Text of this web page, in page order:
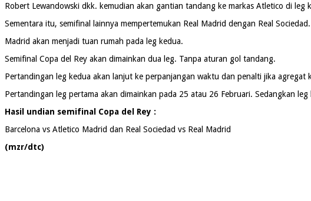
Robert Lewandowski dkk. kemudian akan gantian tandang ke markas Atletico di leg
Sementara itu, semifinal lainnya mempertemukan Real Madrid dengan Real Sociedad.
Madrid akan menjadi tuan rumah pada leg kedua.
Semifinal Copa del Rey akan dimainkan dua leg. Tanpa aturan gol tandang.
Pertandingan leg kedua akan lanjut ke perpanjangan waktu dan penalti jika agregat
Pertandingan leg pertama akan dimainkan pada 25 atau 26 Februari. Sedangkan
Hasil undian semifinal Copa del Rey :
Barcelona vs Atletico Madrid dan Real Sociedad vs Real Madrid
(mzr/dtc)